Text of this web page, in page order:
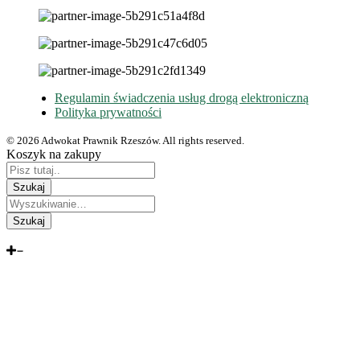
Regulamin świadczenia usług drogą elektroniczną
Polityka prywatności
© 2026 Adwokat Prawnik Rzeszów. All rights reserved.
Koszyk na zakupy